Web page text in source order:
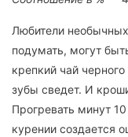
Любители
подумать, могут
крепкий чай
зубы сведет. И
Прогревать минут
курении создается